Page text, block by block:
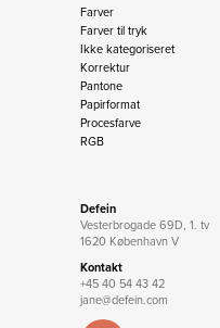
Farver
Farver til tryk
Ikke kategoriseret
Korrektur
Pantone
Papirformat
Procesfarve
RGB
Defein
Vesterbrogade 69D, 1. tv
1620 København V
Kontakt
+45 40 54 43 42
jane@defein.com